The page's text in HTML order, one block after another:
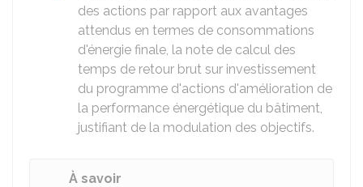
des actions par rapport aux avantages
attendus en termes de consommations
d'énergie finale, la note de calcul des
temps de retour brut sur investissement
du programme d'actions d'amélioration de
la performance énergétique du bâtiment,
justifiant de la modulation des objectifs.
À savoir